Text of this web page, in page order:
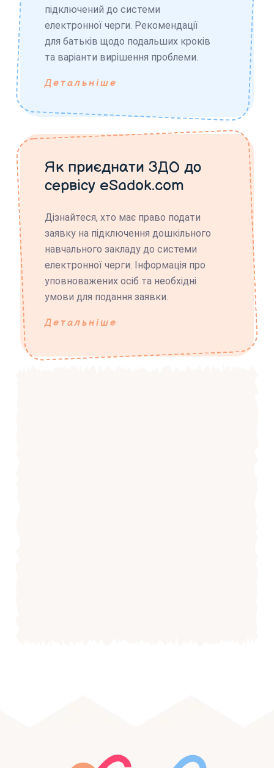
підключений до системи
електронної черги. Рекомендації
для батьків щодо подальших кроків
та варіанти вирішення проблеми.
Детальніше
Як приєднати ЗДО до
сервісу eSadok.com
Дізнайтеся, хто має право подати
заявку на підключення дошкільного
навчального закладу до системи
електронної черги. Інформація про
уповноважених осіб та необхідні
умови для подання заявки.
Детальніше